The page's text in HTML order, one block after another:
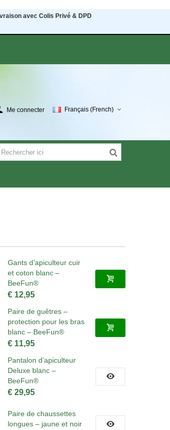
avec Colis Privé & DPD
Me connecter Français (French)
Gants d’apiculteur cuir
et coton blanc –
BeeFun®
€ 12,95
Paire de guêtres –
protection pour les bras
blanc – BeeFun®
€ 11,95
Pantalon d’apiculteur
Deluxe blanc –
BeeFun®
€ 29,95
Paire de chaussettes
longues – jaune et noir